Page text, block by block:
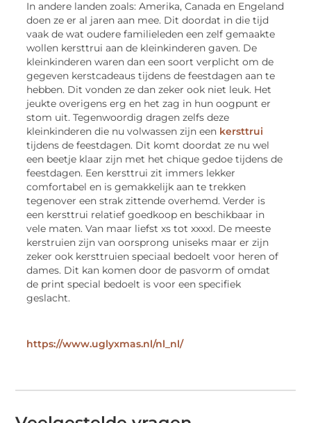
In andere landen zoals: Amerika, Canada en Engeland
doen ze er al jaren aan mee. Dit doordat in die tijd
vaak de wat oudere familieleden een zelf gemaakte
wollen kersttrui aan de kleinkinderen gaven. De
kleinkinderen waren dan een soort verplicht om de
gegeven kerstcadeaus tijdens de feestdagen aan te
hebben. Dit vonden ze dan zeker ook niet leuk. Het
jeukte overigens erg en het zag in hun oogpunt er
stom uit. Tegenwoordig dragen zelfs deze
kleinkinderen die nu volwassen zijn een kersttrui
tijdens de feestdagen. Dit komt doordat ze nu wel
een beetje klaar zijn met het chique gedoe tijdens de
feestdagen. Een kersttrui zit immers lekker
comfortabel en is gemakkelijk aan te trekken
tegenover een strak zittende overhemd. Verder is
een kersttrui relatief goedkoop en beschikbaar in
vele maten. Van maar liefst xs tot xxxxl. De meeste
kerstruien zijn van oorsprong uniseks maar er zijn
zeker ook kersttruien speciaal bedoelt voor heren of
dames. Dit kan komen door de pasvorm of omdat
de print special bedoelt is voor een specifiek
geslacht.
https://www.uglyxmas.nl/nl_nl/